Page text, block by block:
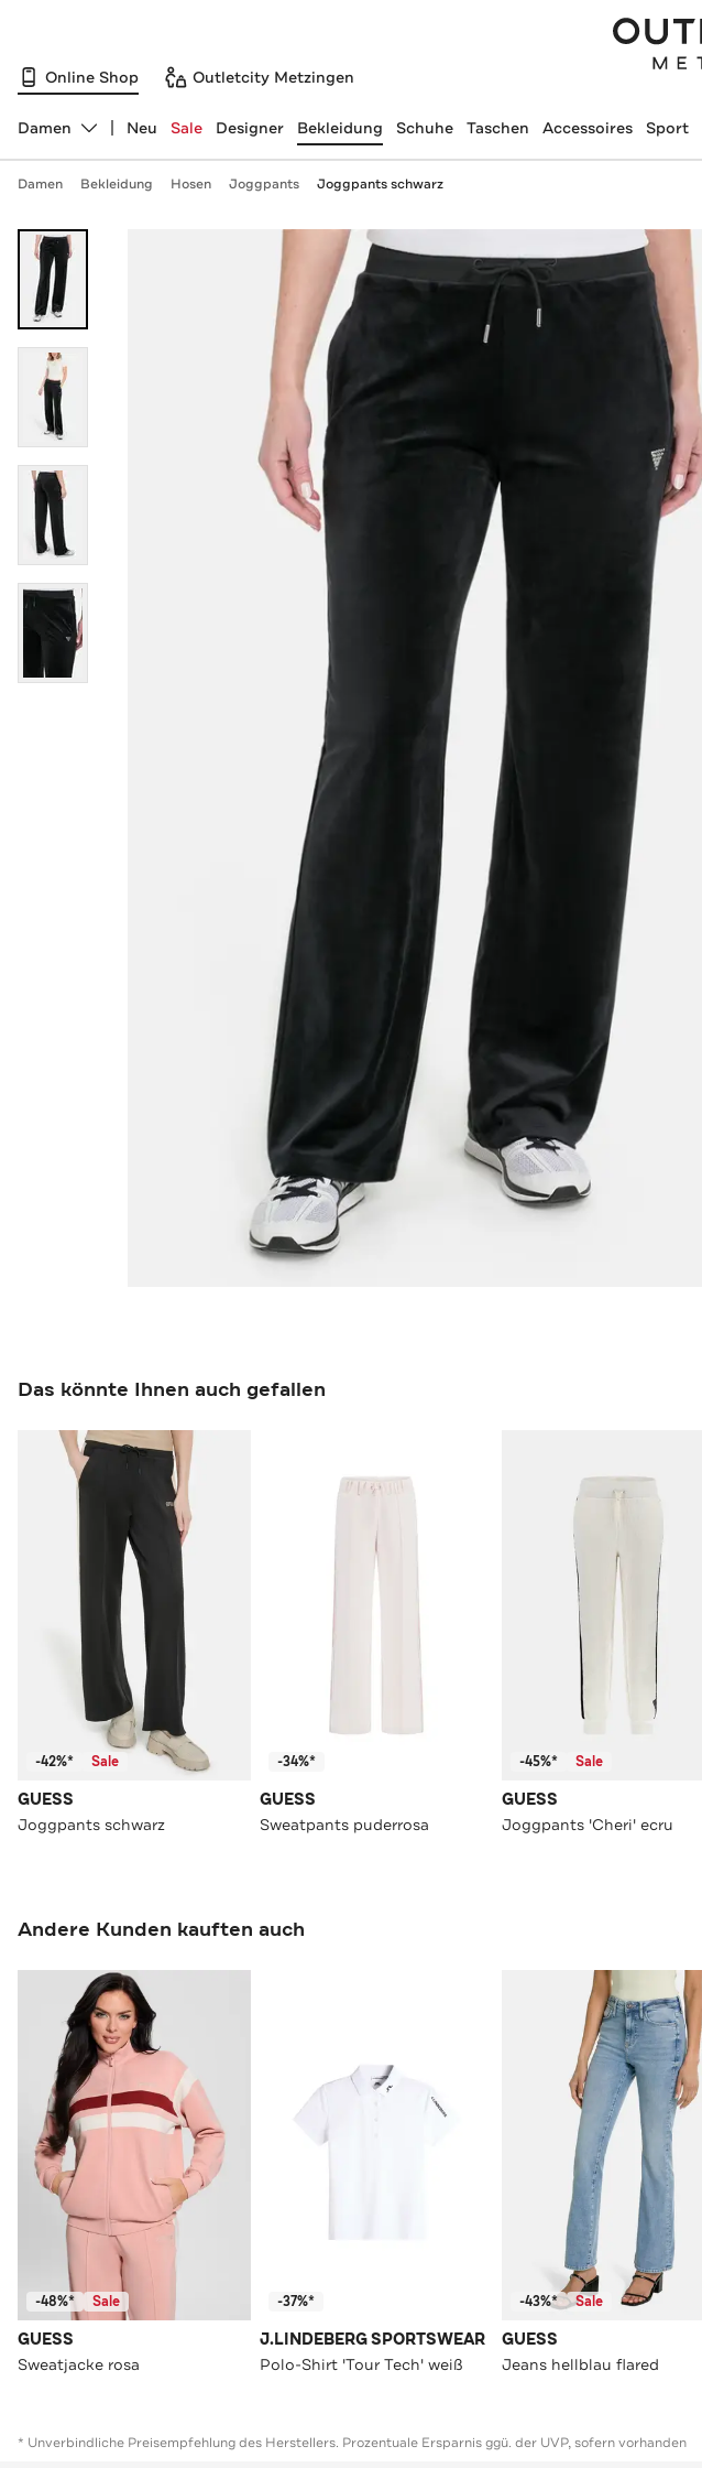
Online Shop Outletcity Metzingen
Abteilung ändern, ausgewählt:
Damen Neu Sale Designer Bekleidung Schuhe Taschen Accessoires Sport
Damen Bekleidung Hosen Joggpants Joggpants schwarz
Das könnte Ihnen auch gefallen
-42%* Sale
GUESS
Joggpants schwarz
-34%*
GUESS
Sweatpants puderrosa
-45%* Sale
GUESS
Joggpants 'Cheri' ecru
Andere Kunden kauften auch
-48%* Sale
GUESS
Sweatjacke rosa
-37%*
J.LINDEBERG SPORTSWEAR
Polo-Shirt 'Tour Tech' weiß
-43%* Sale
GUESS
Jeans hellblau flared
* Unverbindliche Preisempfehlung des Herstellers. Prozentuale Ersparnis ggü. der UVP, sofern vorhanden